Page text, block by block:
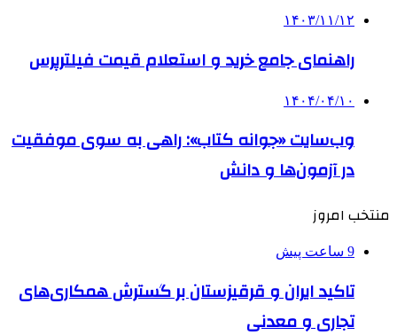
۱۴۰۳/۱۱/۱۲
راهنمای جامع خرید و استعلام قیمت فیلترپرس
۱۴۰۴/۰۴/۱۰
وب‌سایت «جوانه کتاب»: راهی به سوی موفقیت
در آزمون‌ها و دانش
منتخب امروز
9 ساعت پیش
تاکید ایران و قرقیزستان بر گسترش همکاری‌های
تجاری و معدنی